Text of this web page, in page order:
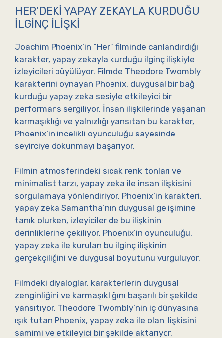
HER’DEKI YAPAY ZEKAYLA KURDUĞU
İLGINÇ İLIŞKI
Joachim Phoenix’in “Her” filminde canlandırdığı
karakter, yapay zekayla kurduğu ilginç ilişkiyle
izleyicileri büyülüyor. Filmde Theodore Twombly
karakterini oynayan Phoenix, duygusal bir bağ
kurduğu yapay zeka sesiyle etkileyici bir
performans sergiliyor. İnsan ilişkilerinde yaşanan
karmaşıklığı ve yalnızlığı yansıtan bu karakter,
Phoenix’in incelikli oyunculuğu sayesinde
seyirciye dokunmayı başarıyor.
Filmin atmosferindeki sıcak renk tonları ve
minimalist tarzı, yapay zeka ile insan ilişkisini
sorgulamaya yönlendiriyor. Phoenix’in karakteri,
yapay zeka Samantha’nın duygusal gelişimine
tanık olurken, izleyiciler de bu ilişkinin
derinliklerine çekiliyor. Phoenix’in oyunculuğu,
yapay zeka ile kurulan bu ilginç ilişkinin
gerçekçiliğini ve duygusal boyutunu vurguluyor.
Filmdeki diyaloglar, karakterlerin duygusal
zenginliğini ve karmaşıklığını başarılı bir şekilde
yansıtıyor. Theodore Twombly’nin iç dünyasına
ışık tutan Phoenix, yapay zeka ile olan ilişkisini
samimi ve etkileyici bir şekilde aktarıyor.